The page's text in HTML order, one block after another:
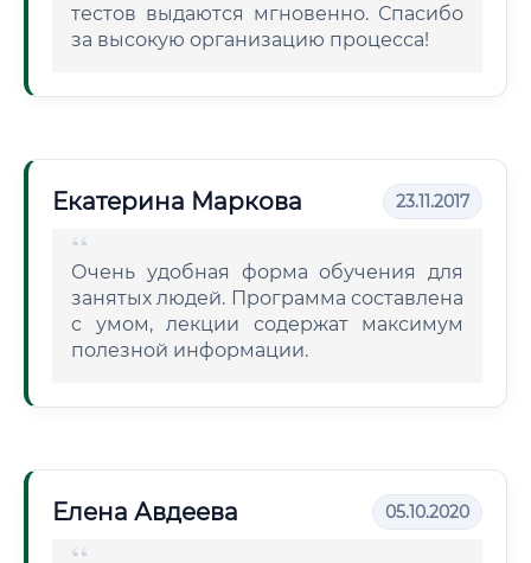
тестов выдаются мгновенно. Спасибо
за высокую организацию процесса!
Екатерина Маркова 23.11.2017
Очень удобная форма обучения для
занятых людей. Программа составлена
с умом, лекции содержат максимум
полезной информации.
Елена Авдеева 05.10.2020